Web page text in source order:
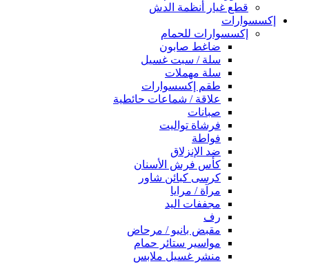
قطع غيار أنظمة الدش
إكسسوارات
إكسسوارات للحمام
ضاغط صابون
سلة / سبت غسيل
سلة مهملات
طقم إكسسوارات
علاقة / شماعات حائطية
صبانات
فرشاة تواليت
فواطة
ضد الإنزلاق
كأس فرش الأسنان
كرسى كبائن شاور
مرآة / مرايا
مجففات اليد
رف
مقبض بانيو / مرحاض
مواسير ستائر حمام
منشر غسيل ملابس